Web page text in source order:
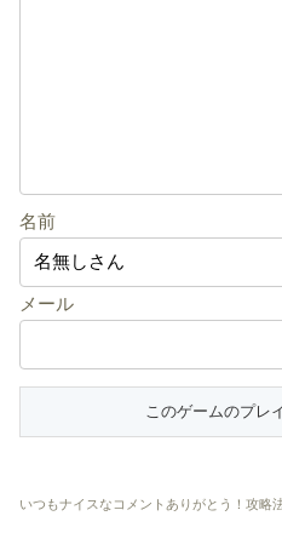
名前
メール
いつもナイスなコメントありがとう！攻略